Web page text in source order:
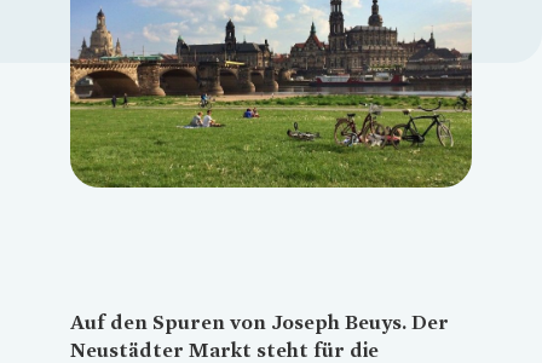
Weitere Angebote
Login
Loading...
Auf den Spuren von Joseph Beuys. Der
Neustädter Markt steht für die